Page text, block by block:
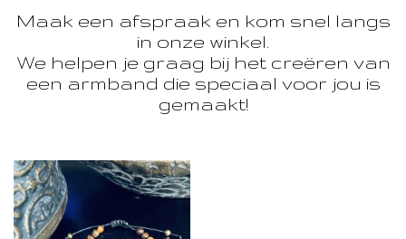
Maak een afspraak en kom snel langs
in onze winkel.
We helpen je graag bij het creëren van
een armband die speciaal voor jou is
gemaakt!